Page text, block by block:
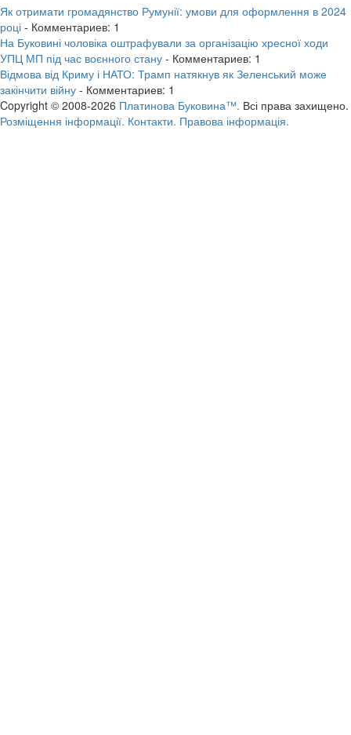
Як отримати громадянство Румунії: умови для оформлення в 2024
році - Комментариев: 1
На Буковині чоловіка оштрафували за організацію хресної ходи
УПЦ МП під час воєнного стану - Комментариев: 1
Відмова від Криму і НАТО: Трамп натякнув як Зеленський може
закінчити війну - Комментариев: 1
Copyright © 2008-2026 Платинова Буковина™. Всі права захищено.
Розміщення інформації. Контакти. Правова інформація.